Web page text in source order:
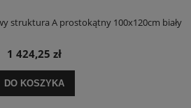
struktura A prostokątny 100x120cm biały
1 424,25 zł
DO KOSZYKA